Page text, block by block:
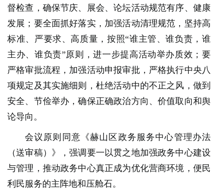
督检查，确保节庆、展会、论坛活动规范有序、健康
发展；要全面抓好落实，加强活动清理规范，坚持高
标准、严要求、高质量，按照“谁主管、谁负责，谁
主办、谁负责”原则，进一步提高活动举办质效；要
严格审批流程，加强活动申报审批，严格执行中央八
项规定及其实施细则，杜绝活动中的不正之风，做到
安全、节俭举办，确保正确政治方向、价值取向和舆
论导向。
会议原则同意《赫山区政务服务中心管理办法
（送审稿）》，强调要一以贯之地加强政务中心建设
与管理，推动政务中心真正成为优化营商环境，便民
利民服务的主阵地和压舱石。